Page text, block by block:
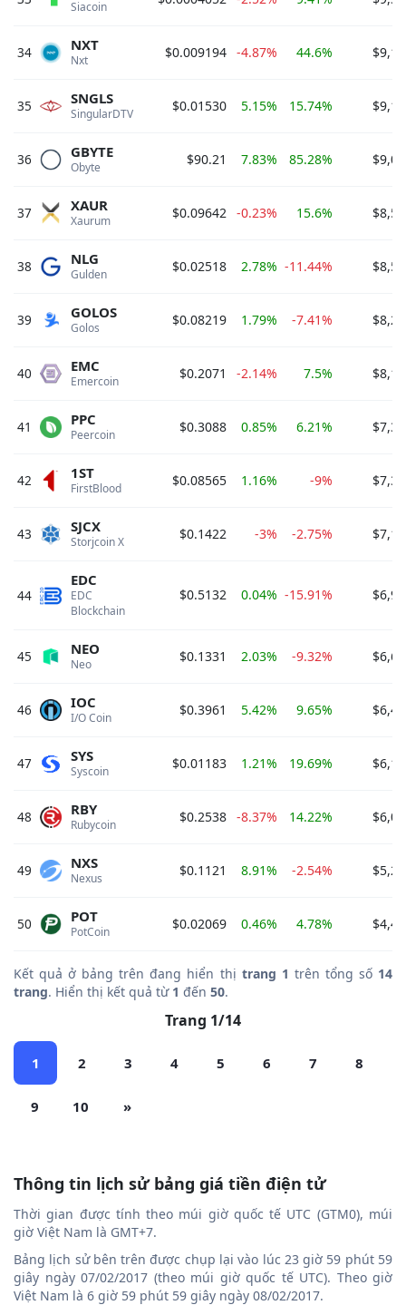
Siacoin
34 Nxt
NXT $0.009194 -4.87% 44.6%
35 SingularDTV
SNGLS $0.01530 5.15% 15.74%
36 Obyte
GBYTE $90.21 7.83% 85.28%
37 Xaurum
XAUR $0.09642 -0.23% 15.6%
38 Gulden
NLG $0.02518 2.78% -11.44%
39 Golos
GOLOS $0.08219 1.79% -7.41%
40 Emercoin
EMC $0.2071 -2.14% 7.5%
41 Peercoin
PPC $0.3088 0.85% 6.21%
42 FirstBlood
1ST $0.08565 1.16% -9%
43 Storjcoin X
SJCX $0.1422 -3% -2.75%
44
EDC
Blockchain
EDC
$0.5132 0.04% -15.91%
45 Neo
NEO $0.1331 2.03% -9.32%
46 I/O Coin
IOC $0.3961 5.42% 9.65%
47 Syscoin
SYS $0.01183 1.21% 19.69%
48 Rubycoin
RBY $0.2538 -8.37% 14.22%
49 Nexus
NXS $0.1121 8.91% -2.54%
50 PotCoin
POT $0.02069 0.46% 4.78%
Kết quả ở bảng trên đang hiển thị trang 1 trên tổng số 14
trang. Hiển thị kết quả từ 1 đến 50.
Trang 1/14
1 2 3 4 5 6 7 8
9 10 »
Thông tin lịch sử bảng giá tiền điện tử
Thời gian được tính theo múi giờ quốc tế UTC (GTM0), múi
giờ Việt Nam là GMT+7.
Bảng lịch sử bên trên được chụp lại vào lúc 23 giờ 59 phút 59
giây ngày 07/02/2017 (theo múi giờ quốc tế UTC). Theo giờ
Việt Nam là 6 giờ 59 phút 59 giây ngày 08/02/2017.